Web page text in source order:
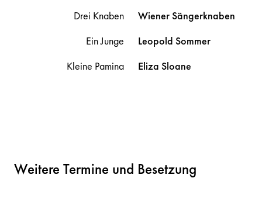
Drei Knaben
Wiener Sängerknaben
Ein Junge
Leopold Sommer
Kleine Pamina
Eliza Sloane
Weitere Termine und Besetzung